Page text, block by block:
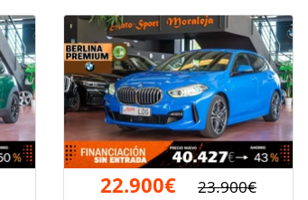
22.900€ 23.900€